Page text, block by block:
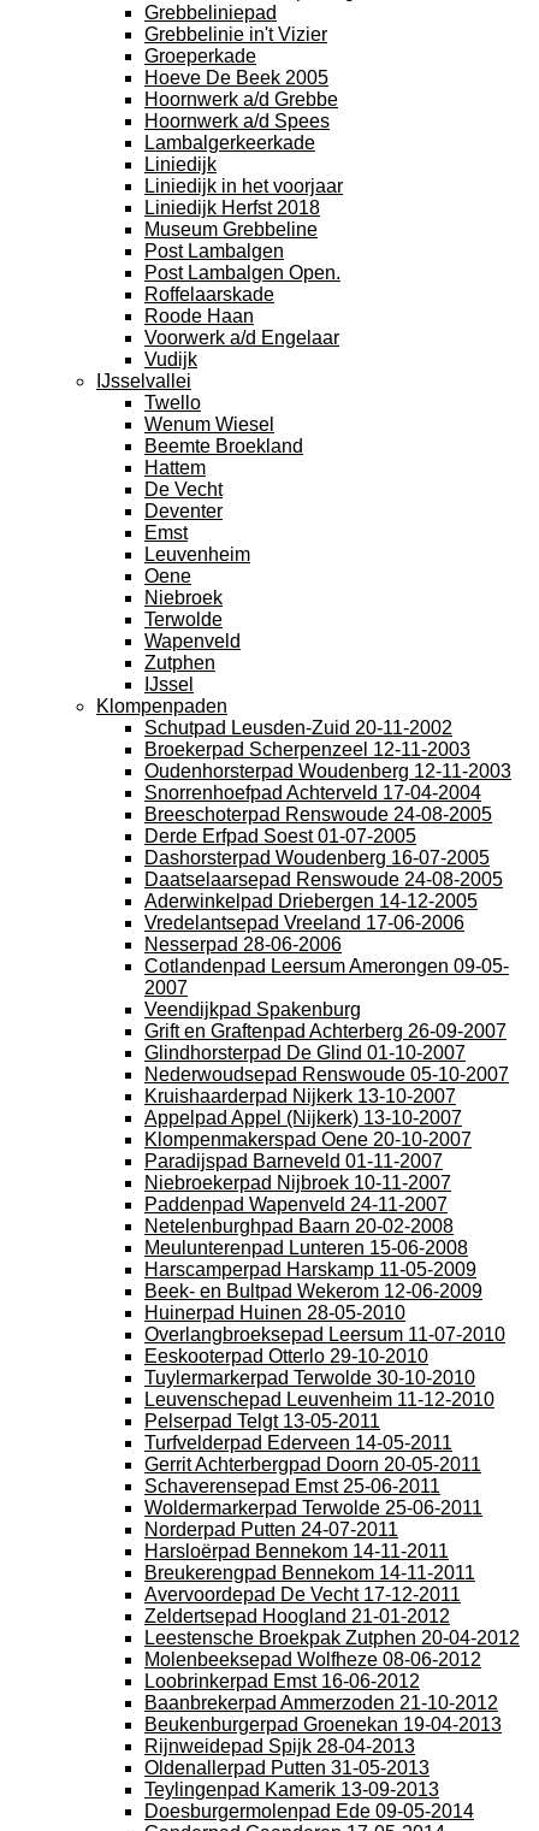
Grebbeliniepad
Grebbelinie in't Vizier
Groeperkade
Hoeve De Beek 2005
Hoornwerk a/d Grebbe
Hoornwerk a/d Spees
Lambalgerkeerkade
Liniedijk
Liniedijk in het voorjaar
Liniedijk Herfst 2018
Museum Grebbeline
Post Lambalgen
Post Lambalgen Open.
Roffelaarskade
Roode Haan
Voorwerk a/d Engelaar
Vudijk
IJsselvallei
Twello
Wenum Wiesel
Beemte Broekland
Hattem
De Vecht
Deventer
Emst
Leuvenheim
Oene
Niebroek
Terwolde
Wapenveld
Zutphen
IJssel
Klompenpaden
Schutpad Leusden-Zuid 20-11-2002
Broekerpad Scherpenzeel 12-11-2003
Oudenhorsterpad Woudenberg 12-11-2003
Snorrenhoefpad Achterveld 17-04-2004
Breeschoterpad Renswoude 24-08-2005
Derde Erfpad Soest 01-07-2005
Dashorsterpad Woudenberg 16-07-2005
Daatselaarsepad Renswoude 24-08-2005
Aderwinkelpad Driebergen 14-12-2005
Vredelantsepad Vreeland 17-06-2006
Nesserpad 28-06-2006
Cotlandenpad Leersum Amerongen 09-05-
2007
Veendijkpad Spakenburg
Grift en Graftenpad Achterberg 26-09-2007
Glindhorsterpad De Glind 01-10-2007
Nederwoudsepad Renswoude 05-10-2007
Kruishaarderpad Nijkerk 13-10-2007
Appelpad Appel (Nijkerk) 13-10-2007
Klompenmakerspad Oene 20-10-2007
Paradijspad Barneveld 01-11-2007
Niebroekerpad Nijbroek 10-11-2007
Paddenpad Wapenveld 24-11-2007
Netelenburghpad Baarn 20-02-2008
Meulunterenpad Lunteren 15-06-2008
Harscamperpad Harskamp 11-05-2009
Beek- en Bultpad Wekerom 12-06-2009
Huinerpad Huinen 28-05-2010
Overlangbroeksepad Leersum 11-07-2010
Eeskooterpad Otterlo 29-10-2010
Tuylermarkerpad Terwolde 30-10-2010
Leuvenschepad Leuvenheim 11-12-2010
Pelserpad Telgt 13-05-2011
Turfvelderpad Ederveen 14-05-2011
Gerrit Achterbergpad Doorn 20-05-2011
Schaverensepad Emst 25-06-2011
Woldermarkerpad Terwolde 25-06-2011
Norderpad Putten 24-07-2011
Harsloërpad Bennekom 14-11-2011
Breukerengpad Bennekom 14-11-2011
Avervoordepad De Vecht 17-12-2011
Zeldertsepad Hoogland 21-01-2012
Leestensche Broekpak Zutphen 20-04-2012
Molenbeeksepad Wolfheze 08-06-2012
Loobrinkerpad Emst 16-06-2012
Baanbrekerpad Ammerzoden 21-10-2012
Beukenburgerpad Groenekan 19-04-2013
Rijnweidepad Spijk 28-04-2013
Oldenallerpad Putten 31-05-2013
Teylingenpad Kamerik 13-09-2013
Doesburgermolenpad Ede 09-05-2014